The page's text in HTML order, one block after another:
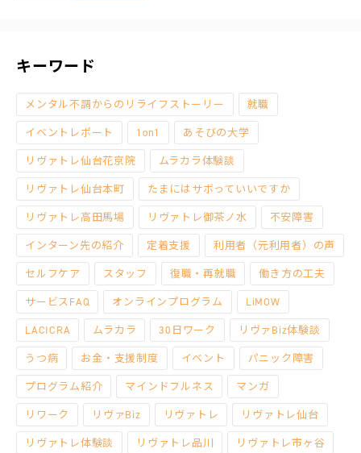
キーワード
メンタル不調からのリライフストーリー 就職
イベントレポート 1on1 あそびの大学
リヴァトレ仙台花京院 ムラカラ体験談
リヴァトレ仙台本町 たまにはサボっていいですか
リヴァトレ高田馬場 リヴァトレ御茶ノ水 不安障害
インターン先の紹介 定着支援 利用者（元利用者）の声
セルフケア スタッフ 復職・再就職 働き方の工夫
サービスFAQ オンラインプログラム LiMOW
LACICRA ムラカラ 30日ワーク リヴァBiz体験談
うつ病 お金・支援制度 イベント パニック障害
プログラム紹介 マインドフルネス マンガ
リワーク リヴァBiz リヴァトレ リヴァトレ仙台
リヴァトレ体験談 リヴァトレ品川 リヴァトレ市ヶ谷